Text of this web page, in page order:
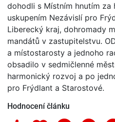
dohodli s Místním hnutím za
uskupením Nezávislí pro
Liberecký kraj, dohromady
mandátů v zastupitelstvu.
a místostarosty a jednoho
obsadilo v sedmičlenné
harmonický rozvoj a po
pro Frýdlant a Starostové.
Hodnocení článku